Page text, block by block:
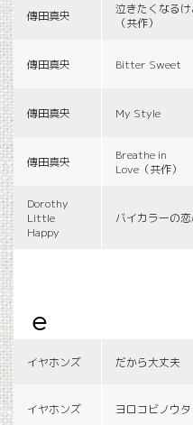
傳田真央
泣きたくなるけ
（共作）
傳田真央 Bitter Sweet
傳田真央 My Style
傳田真央
Breathe in
Love（共作）
Dorothy
Little
Happy
バイカラーの
e
イヤホンズ だから大丈夫
イヤホンズ ヨロコビノウタ